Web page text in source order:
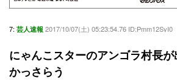
7: 芸人速報 2017/10/07(土) 05:23:54.76 ID:Pmm12SvI0
にゃんこスターのアンゴラ村長
かっさらう